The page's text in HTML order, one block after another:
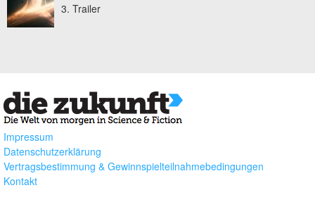
3. Trailer
Impressum
Datenschutzerklärung
Vertragsbestimmung & Gewinnspielteilnahmebedingungen
Kontakt